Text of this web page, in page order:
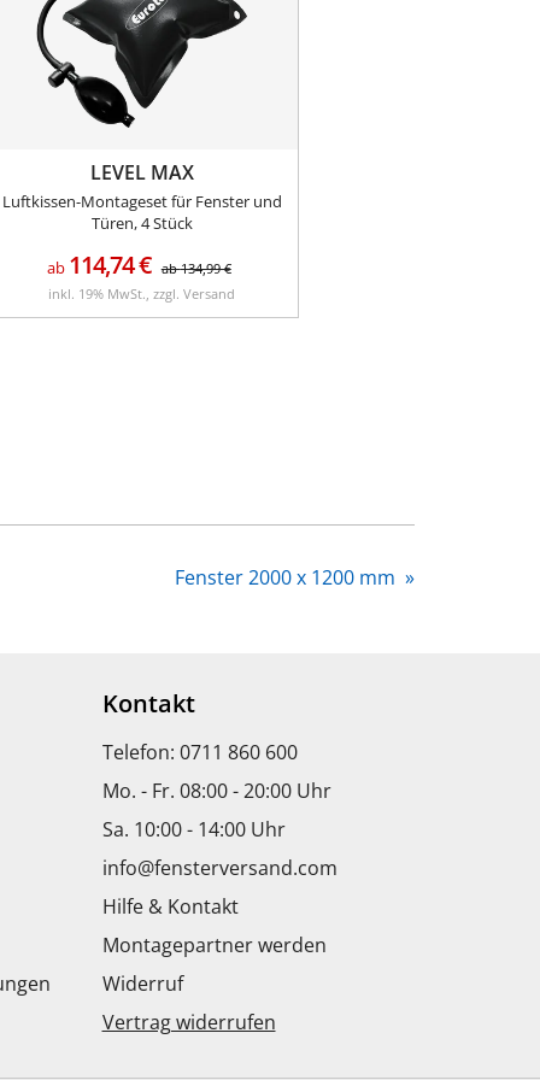
LEVEL MAX
Luftkissen-Montageset für Fenster und
Türen, 4 Stück
ab 114,74€ ab134,99€
inkl. 19% MwSt., zzgl. Versand
Fenster 2000 x 1200 mm »
Kontakt
Telefon: 0711 860 600
Mo. - Fr. 08:00 - 20:00 Uhr
Sa. 10:00 - 14:00 Uhr
info@fensterversand.com
Hilfe & Kontakt
Montagepartner werden
Widerruf
Vertrag widerrufen